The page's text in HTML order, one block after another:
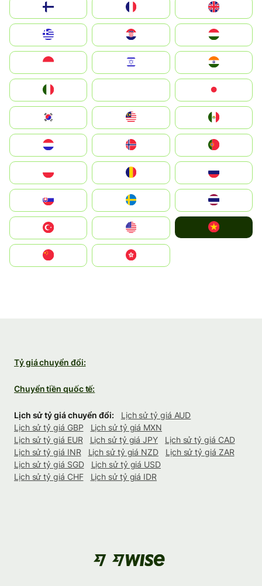
United Kingdom
Magyarország
South Korea
United States
中國香港特別行政區
Tỷ giá chuyển đổi:
Chuyển tiền quốc tế:
Lịch sử tỷ giá chuyển đổi:
Lịch sử tỷ giá AUD
Lịch sử tỷ giá GBP
Lịch sử tỷ giá MXN
Lịch sử tỷ giá EUR
Lịch sử tỷ giá JPY
Lịch sử tỷ giá CAD
Lịch sử tỷ giá INR
Lịch sử tỷ giá NZD
Lịch sử tỷ giá ZAR
Lịch sử tỷ giá SGD
Lịch sử tỷ giá USD
Lịch sử tỷ giá CHF
Lịch sử tỷ giá IDR